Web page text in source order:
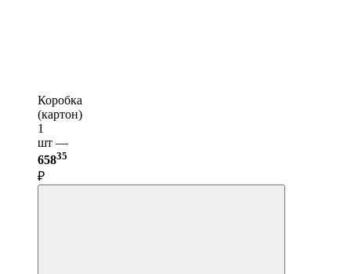
Коробка
(картон)
1
шт —
65835
₽